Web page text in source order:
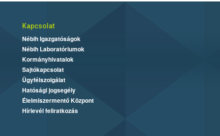
Kapcsolat
Nébih Igazgatóságok
Nébih Laboratóriumok
Kormányhivatalok
Sajtókapcsolat
Ügyfélszolgálat
Hatósági jogsegély
Élelmiszermentő Központ
Hírlevél feliratkozás